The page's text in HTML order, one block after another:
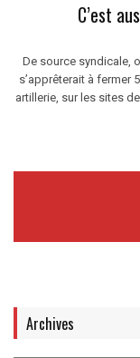
C’est
De source syndicale,
s’apprêterait à fermer
artillerie, sur les sites
Archives